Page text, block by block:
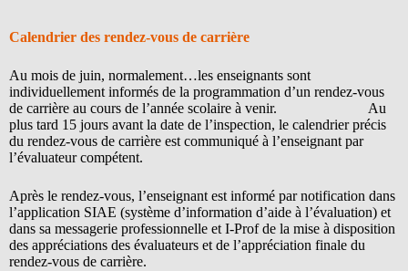
Calendrier des rendez-vous de carrière
Au mois de juin, normalement…les enseignants sont
individuellement informés de la programmation d’un rendez-vous
de carrière au cours de l’année scolaire à venir. Au
plus tard 15 jours avant la date de l’inspection, le calendrier précis
du rendez-vous de carrière est communiqué à l’enseignant par
l’évaluateur compétent.
Après le rendez-vous, l’enseignant est informé par notification dans
l’application SIAE (système d’information d’aide à l’évaluation) et
dans sa messagerie professionnelle et I-Prof de la mise à disposition
des appréciations des évaluateurs et de l’appréciation finale du
rendez-vous de carrière.